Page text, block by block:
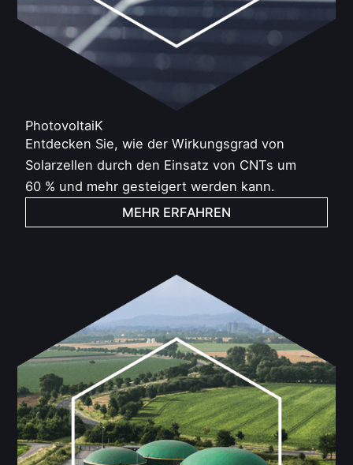
PhotovoltaiK
Entdecken Sie, wie der Wirkungsgrad von
Solarzellen durch den Einsatz von CNTs um
60 % und mehr gesteigert werden kann.
MEHR ERFAHREN